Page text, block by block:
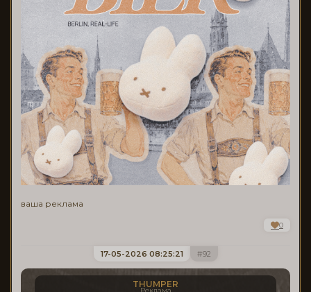
ваша реклама
0
92
17-05-2026 08:25:21
THUMPER